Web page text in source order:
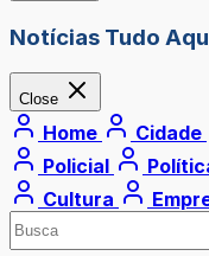
Notícias Tudo
Close
Home Cidade
Policial
Cultura